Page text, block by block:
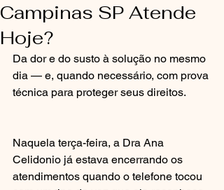
Campinas SP Atende
Hoje?
Da dor e do susto à solução no mesmo
dia — e, quando necessário, com prova
técnica para proteger seus direitos.
Naquela terça-feira, a Dra Ana
Celidonio já estava encerrando os
atendimentos quando o telefone tocou